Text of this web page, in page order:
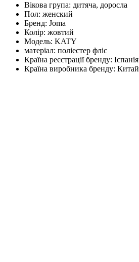
Вікова група: дитяча, доросла
Пол: женский
Бренд: Joma
Колір: жовтий
Модель: KATY
матеріал: поліестер фліс
Країна реєстрації бренду: Іспанія
Країна виробника бренду: Китай